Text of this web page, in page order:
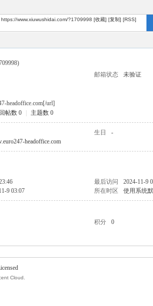
https://www.xiuwushidai.com/?1709998 [收藏] [复制] [RSS]
邮箱状态 未验证
headoffice.com[/url]
回帖数 0 主题数 0
生日
-
headoffice.com
最后访问
2024-11-9
9 03:07 所在时区 使用系统
积分
0
Cloud.